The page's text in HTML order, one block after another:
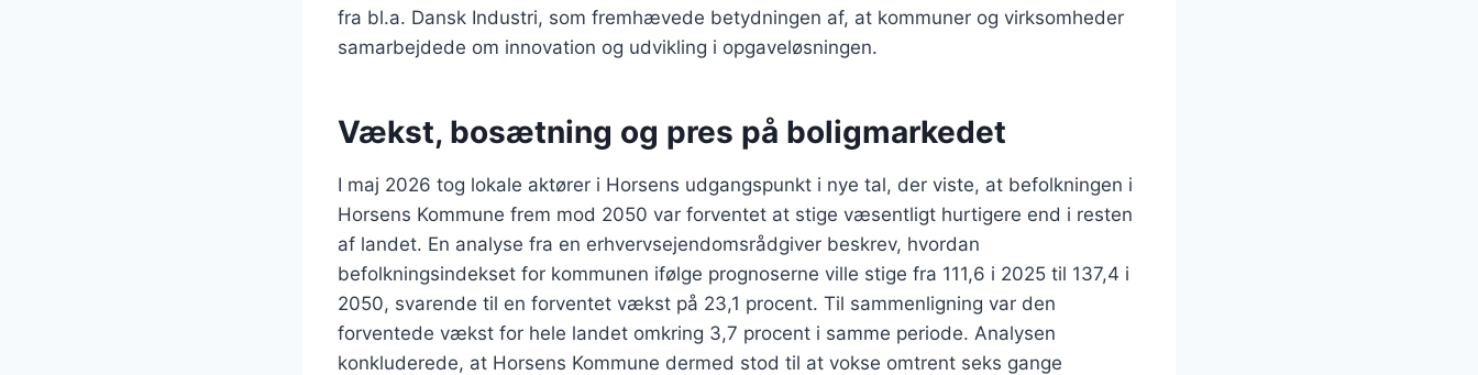
fra bl.a. Dansk Industri, som fremhævede betydningen af, at kommuner og virksomheder
samarbejdede om innovation og udvikling i opgaveløsningen.
Vækst, bosætning og pres på boligmarkedet
I maj 2026 tog lokale aktører i Horsens udgangspunkt i nye tal, der viste, at befolkningen i
Horsens Kommune frem mod 2050 var forventet at stige væsentligt hurtigere end i resten
af landet. En analyse fra en erhvervsejendomsrådgiver beskrev, hvordan
befolkningsindekset for kommunen ifølge prognoserne ville stige fra 111,6 i 2025 til 137,4 i
2050, svarende til en forventet vækst på 23,1 procent. Til sammenligning var den
forventede vækst for hele landet omkring 3,7 procent i samme periode. Analysen
konkluderede, at Horsens Kommune dermed stod til at vokse omtrent seks gange